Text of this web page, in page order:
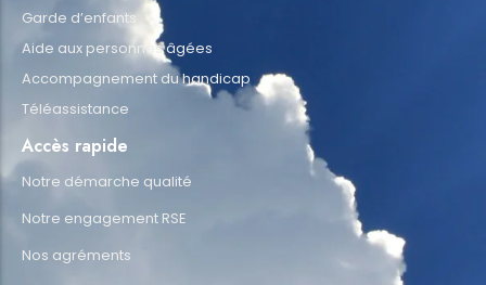
Garde d’enfants
Aide aux personnes âgées
Accompagnement du handicap
Téléassistance
Accès rapide
Notre démarche qualité
Notre engagement RSE
Nos agréments